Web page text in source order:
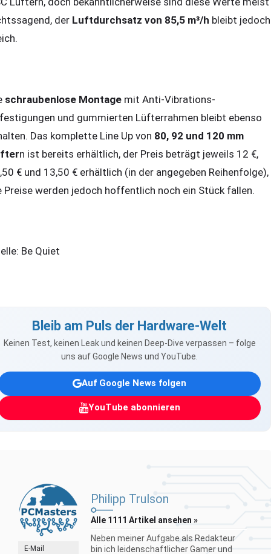
der Luftdurchsatz von 85,5 m³/h bleibt jedoch
schraubenlose Montage mit Anti-Vibrations-
und gummierten Lüfterrahmen bleibt ebenso
Das komplette Line Up von 80, 92 und 120 mm
n ist bereits erhältlich, der Preis beträgt jeweils 12 €,
€ und 13,50 € erhältlich (in der angegeben Reihenfolge),
Preise werden jedoch hoffentlich noch ein Stück fallen.
Be Quiet
Bleib am Puls der Hardware-Welt
Keinen Test, keinen Leak und keinen Deep-Dive verpassen – folge
uns auf Google News und YouTube.
Auf Google News folgen
YouTube abonnieren
E-Mail
Philipp Trulson
Alle 1111 Artikel ansehen »
Neben meiner Aufgabe als Redakteur
bin ich leidenschaftlicher Gamer und